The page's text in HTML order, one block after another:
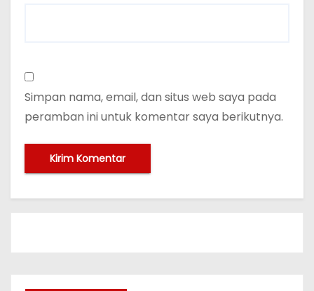
Simpan nama, email, dan situs web saya pada
peramban ini untuk komentar saya berikutnya.